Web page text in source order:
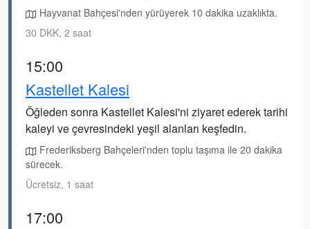
Hayvanat Bahçesi'nden yürüyerek 10 dakika uzaklıkta.
30 DKK, 2 saat
15:00
Kastellet Kalesi
Öğleden sonra Kastellet Kalesi'ni ziyaret ederek tarihi
kaleyi ve çevresindeki yeşil alanları keşfedin.
Frederiksberg Bahçeleri'nden toplu taşıma ile 20 dakika
sürecek.
Ücretsiz, 1 saat
17:00